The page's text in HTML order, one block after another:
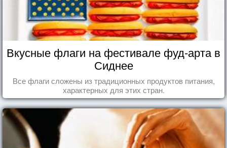
Вкусные флаги на фестивале фуд-арта в
Сиднее
Все флаги сложены из традиционных продуктов питания,
характерных для этих стран.